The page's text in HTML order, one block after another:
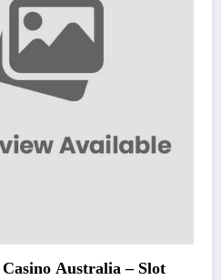
Australia – Slot